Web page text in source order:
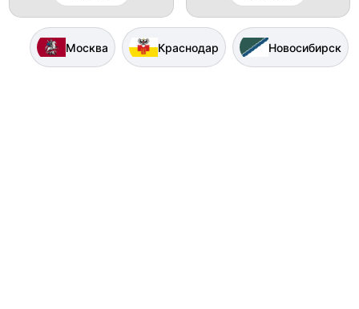
Москва Краснодар Новосибирск